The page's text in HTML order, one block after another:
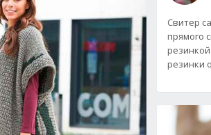
Свитер
прямого
резинки